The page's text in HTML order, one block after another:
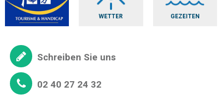
WETTER GEZEITEN
Schreiben Sie uns
02 40 27 24 32